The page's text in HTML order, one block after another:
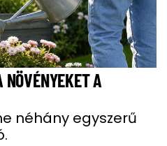
NÖVÉNYEKET A
néhány egyszerű